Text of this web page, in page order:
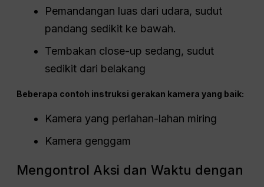
Spesifikpetunjuk visual Seperti jenis lensa, atmosfer, dan
perilaku pencahayaan membantu Sora 2 menghadirkan
realisme sinematik yang konsisten daripada visual generik.
Beberapa contoh petunjuk bingkai yang baik:
pergerakan dari kiri ke kanan saat
serangan.
Pemandangan luas dari udara, sudut
pandang sedikit ke bawah.